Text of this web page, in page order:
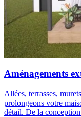
Aménagements
Allées, terrasses,
prolongeons votre
détail. De la